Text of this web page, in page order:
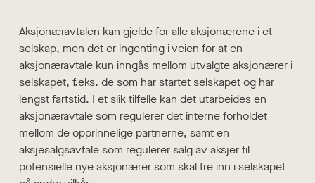
Aksjonæravtalen kan gjelde for alle aksjonærene i et
selskap, men det er ingenting i veien for at en
aksjonæravtale kun inngås mellom utvalgte aksjonærer i
selskapet, f.eks. de som har startet selskapet og har
lengst fartstid. I et slik tilfelle kan det utarbeides en
aksjonæravtale som regulerer det interne forholdet
mellom de opprinnelige partnerne, samt en
aksjesalgsavtale som regulerer salg av aksjer til
potensielle nye aksjonærer som skal tre inn i selskapet